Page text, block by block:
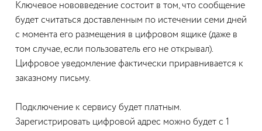
Ключевое нововведение состоит в том, что сообщение
будет считаться доставленным по истечении семи дней
с момента его размещения в цифровом ящике (даже в
том случае, если пользователь его не открывал).
Цифровое уведомление фактически приравнивается к
заказному письму.
Подключение к сервису будет платным.
Зарегистрировать цифровой адрес можно будет с 1